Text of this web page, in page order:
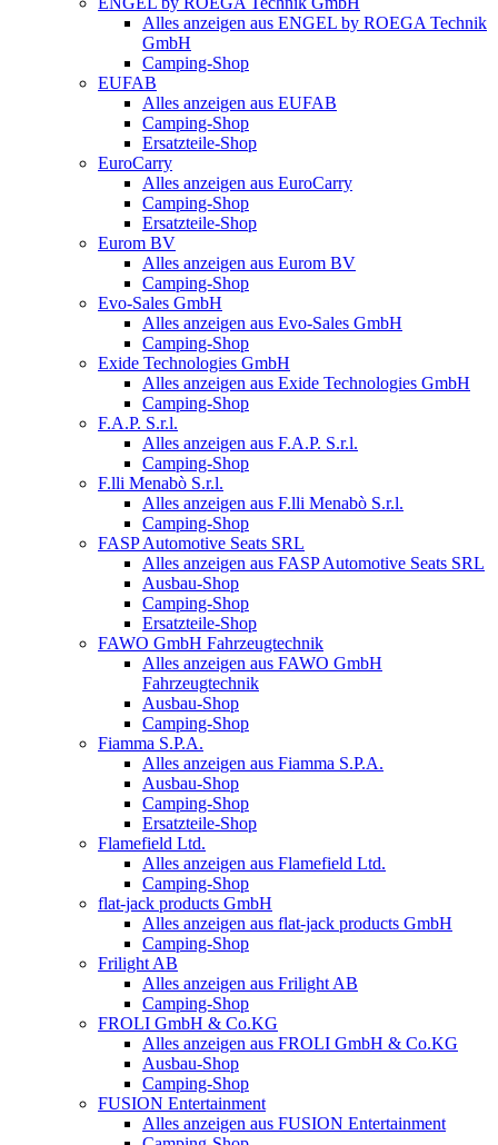
Alles anzeigen aus ENGEL by ROEGA Technik
GmbH
Camping-Shop
EUFAB
Alles anzeigen aus EUFAB
Camping-Shop
Ersatzteile-Shop
EuroCarry
Alles anzeigen aus EuroCarry
Camping-Shop
Ersatzteile-Shop
Eurom BV
Alles anzeigen aus Eurom BV
Camping-Shop
Evo-Sales GmbH
Alles anzeigen aus Evo-Sales GmbH
Camping-Shop
Exide Technologies GmbH
Alles anzeigen aus Exide Technologies GmbH
Camping-Shop
F.A.P. S.r.l.
Alles anzeigen aus F.A.P. S.r.l.
Camping-Shop
F.lli Menabò S.r.l.
Alles anzeigen aus F.lli Menabò S.r.l.
Camping-Shop
FASP Automotive Seats SRL
Alles anzeigen aus FASP Automotive Seats SRL
Ausbau-Shop
Camping-Shop
Ersatzteile-Shop
FAWO GmbH Fahrzeugtechnik
Alles anzeigen aus FAWO GmbH
Fahrzeugtechnik
Ausbau-Shop
Camping-Shop
Fiamma S.P.A.
Alles anzeigen aus Fiamma S.P.A.
Ausbau-Shop
Camping-Shop
Ersatzteile-Shop
Flamefield Ltd.
Alles anzeigen aus Flamefield Ltd.
Camping-Shop
flat-jack products GmbH
Alles anzeigen aus flat-jack products GmbH
Camping-Shop
Frilight AB
Alles anzeigen aus Frilight AB
Camping-Shop
FROLI GmbH & Co.KG
Alles anzeigen aus FROLI GmbH & Co.KG
Ausbau-Shop
Camping-Shop
FUSION Entertainment
Alles anzeigen aus FUSION Entertainment